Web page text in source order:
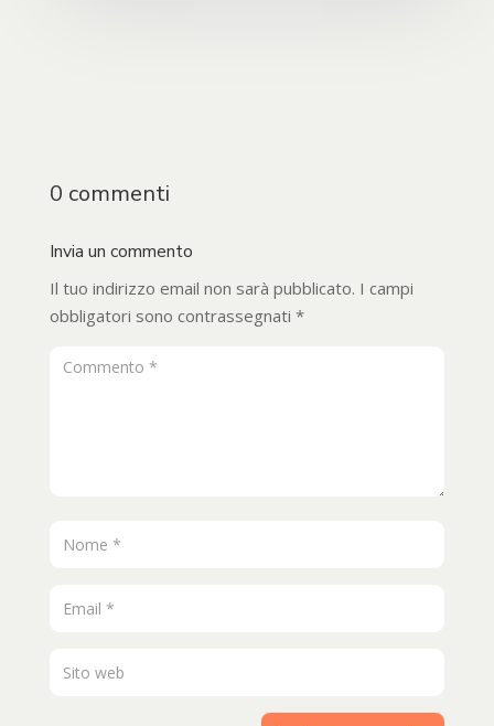
0 commenti
Invia un commento
Il tuo indirizzo email non sarà pubblicato. I campi
obbligatori sono contrassegnati *